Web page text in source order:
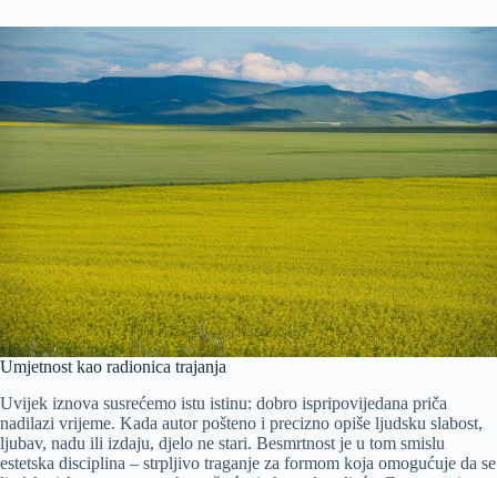
Umjetnost kao radionica trajanja
Uvijek iznova susrećemo istu istinu: dobro ispripovijedana priča
nadilazi vrijeme. Kada autor pošteno i precizno opiše ljudsku slabost,
ljubav, nadu ili izdaju, djelo ne stari. Besmrtnost je u tom smislu
estetska disciplina – strpljivo traganje za formom koja omogućuje da se